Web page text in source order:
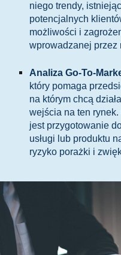
niego trendy,
potencjalnych
możliwości i
wprowadzanej przez
Analiza Go-To-
który pomaga
na którym chcą
wejścia na ten
jest przygotowanie
usługi lub produktu
ryzyko porażki i